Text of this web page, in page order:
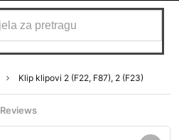
Klip klipovi 2 (F22, F87), 2 (F23)
Reviews